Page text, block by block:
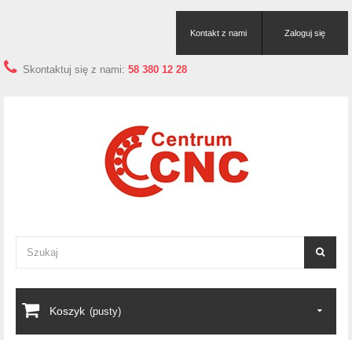
Zaloguj się
Kontakt z nami
Skontaktuj się z nami: 58 380 12 28
Koszyk (pusty)